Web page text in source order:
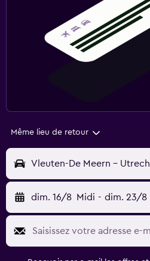
Même lieu de retour
Vleuten-De Meern -
dim. 16/8 Midi - dim. 23/8